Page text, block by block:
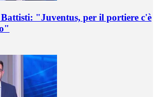
"Juventus, per il portiere c'è